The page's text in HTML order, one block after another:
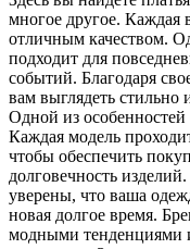
многое другое. Каждая
отличным качеством.
подходит для
событий. Благодаря
вам выглядеть стильно
Одной из особенностей
Каждая модель
чтобы обеспечить
долговечность
уверены, что ваша
новая долгое время.
модными тенденциями